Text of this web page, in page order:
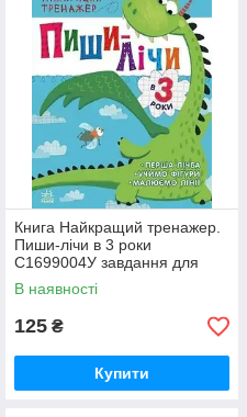
Книга Найкращий тренажер.
Пиши-лічи в 3 роки
С1699004У завдання для
дітей
В наявності
125 ₴
Купити